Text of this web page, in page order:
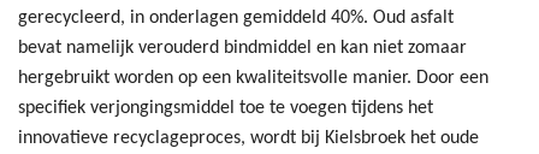
gerecycleerd, in onderlagen gemiddeld 40%. Oud asfalt
bevat namelijk verouderd bindmiddel en kan niet zomaar
hergebruikt worden op een kwaliteitsvolle manier. Door een
specifiek verjongingsmiddel toe te voegen tijdens het
innovatieve recyclageproces, wordt bij Kielsbroek het oude